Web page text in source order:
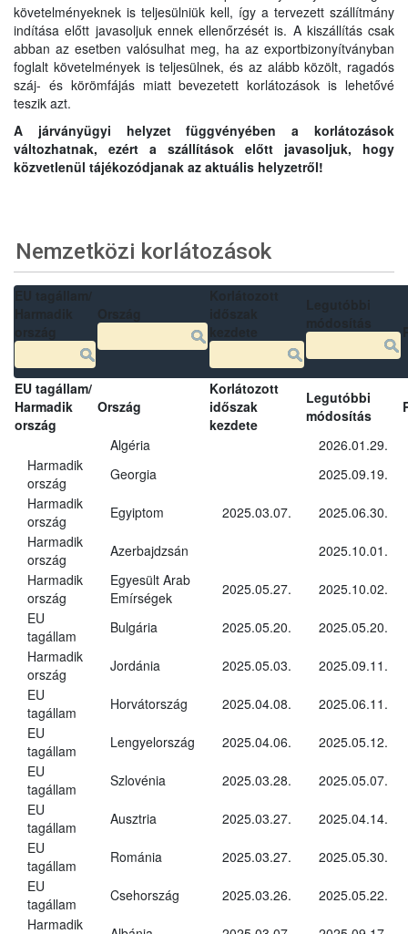
követelményeknek is teljesülniük kell, így a tervezett szállítmány
indítása előtt javasoljuk ennek ellenőrzését is. A kiszállítás csak
abban az esetben valósulhat meg, ha az exportbizonyítványban
foglalt követelmények is teljesülnek, és az alább közölt, ragadós
száj- és körömfájás miatt bevezetett korlátozások is lehetővé
teszik azt.
A járványügyi helyzet függvényében a korlátozások
változhatnak, ezért a szállítások előtt javasoljuk, hogy
közvetlenül tájékozódjanak az aktuális helyzetről!
Nemzetközi korlátozások
EU tagállam/
Harmadik
ország
Ország
Korlátozott
időszak
kezdete
Legutóbbi
módosítás
Algéria
2026.01.29.
Harmadik
ország
Georgia
2025.09.19.
Harmadik
ország
Egyiptom 2025.03.07.
2025.06.30.
Harmadik
ország
Azerbajdzsán
2025.10.01.
Harmadik
ország
Egyesült Arab
Emírségek
2025.05.27.
2025.10.02.
EU
tagállam
Bulgária 2025.05.20.
2025.05.20.
Harmadik
ország
Jordánia 2025.05.03.
2025.09.11.
EU
tagállam
Horvátország 2025.04.08.
2025.06.11.
EU
tagállam
Lengyelország 2025.04.06.
2025.05.12.
EU
tagállam
Szlovénia 2025.03.28.
2025.05.07.
EU
tagállam
Ausztria 2025.03.27.
2025.04.14.
EU
tagállam
Románia 2025.03.27.
2025.05.30.
EU
tagállam
Csehország 2025.03.26.
2025.05.22.
Harmadik